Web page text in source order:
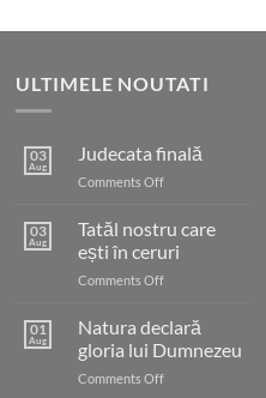
ULTIMELE NOUTATI
03
Aug
Judecata finală
Comments Offon
03
Aug
Tatăl nostru care
ești în ceruri
Comments Offon
nostru
care
ești
în
01
Aug
Natura declară
gloria lui Dumnezeu
Comments Offon